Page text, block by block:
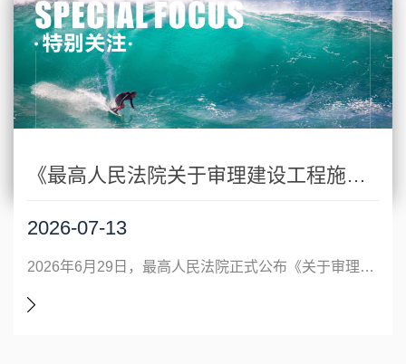
《最高人民法院关于审理建设工程施工合同纠纷案件适用法律问题的解释（二）》特别关注
2026-07-13
2026年6月29日，最高人民法院正式公布《关于审理建设工程施工合同纠纷案件适用法律问题的解释（二）》（法释〔2026〕12号。该解释已于2026年3月17日由最高人民法院审判委员会第1969次会议审议通过，自2026年6月30日起施行。全文共二十三条，除第二十三条关于施行时间的规定外，其余二十二个条文均针对司法实践中的争议问题作